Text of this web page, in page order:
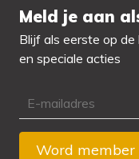
Meld je aan
Blijf als eerste op
en speciale acties